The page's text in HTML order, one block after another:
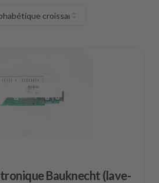
croissant
Bauknecht (lave-